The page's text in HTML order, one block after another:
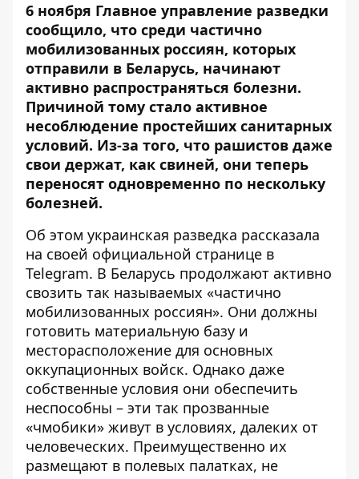
6 ноября Главное управление разведки
сообщило, что среди частично
мобилизованных россиян, которых
отправили в Беларусь, начинают
активно распространяться болезни.
Причиной тому стало активное
несоблюдение простейших санитарных
условий. Из-за того, что рашистов даже
свои держат, как свиней, они теперь
переносят одновременно по нескольку
болезней.
Об этом украинская разведка рассказала
на своей официальной странице в
Telegram. В Беларусь продолжают активно
свозить так называемых «частично
мобилизованных россиян». Они должны
готовить материальную базу и
месторасположение для основных
оккупационных войск. Однако даже
собственные условия они обеспечить
неспособны – эти так прозванные
«чмобики» живут в условиях, далеких от
человеческих. Преимущественно их
размещают в полевых палатках, не